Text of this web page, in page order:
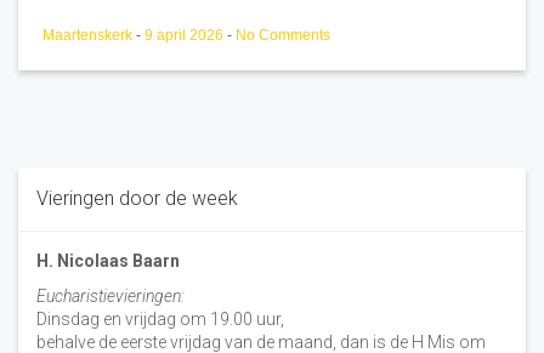
Maartenskerk - 9 april 2026 - No Comments
Vieringen door de week
H. Nicolaas Baarn
Eucharistievieringen:
Dinsdag en vrijdag om 19.00 uur,
behalve de eerste vrijdag van de maand, dan is de H Mis om